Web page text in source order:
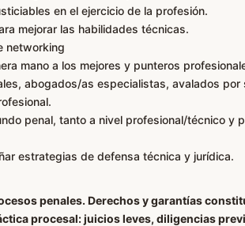
en el ejercicio de la profesión.
mejorar las habilidades técnicas.
networking
mano a los mejores y punteros
abogados/as especialistas, avalados
penal, tanto a nivel profesional/técnico y
estrategias de defensa técnica y jurídica.
penales. Derechos y garantías
procesal: juicios leves, diligencias